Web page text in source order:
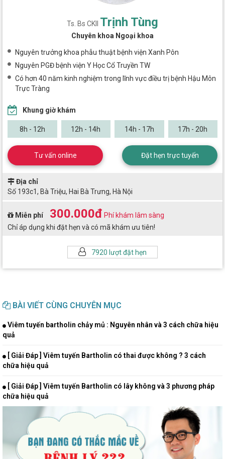
Ts. Bs CKII Trịnh Tùng
Chuyên khoa Ngoại khoa
Nguyên trưởng khoa phẫu thuật bệnh viện Xanh Pôn
Nguyên PGĐ bệnh viện Y Học Cổ Truyền TW
Có hơn 40 năm kinh nghiệm trong lĩnh vực điều trị bệnh Hậu Môn
Trực Tràng
7920 lượt đặt hẹn
Khung giờ khám
8h - 12h 12h - 14h 14h - 17h 17h - 20h
Tư vấn online Đặt hẹn trực tuyến
Địa chỉ
Số 193c1, Bà Triệu, Hai Bà Trưng, Hà Nội
Miễn phí 300.000đ Phí khám lâm sàng
Chỉ áp dụng khi đặt hẹn và có mã khám ưu tiên!
BÀI VIẾT CÙNG CHUYÊN MỤC
Viêm tuyến bartholin chảy mủ : Nguyên nhân và 3 cách chữa hiệu
quả
[ Giải Đáp ] Viêm tuyến Bartholin có thai được không ? 3 cách
chữa hiệu quả
[ Giải Đáp ] Viêm tuyến Bartholin có lây không và 3 phương pháp
chữa hiệu quả